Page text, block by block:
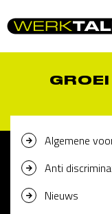
to
Algemene
Anti
Nieuws